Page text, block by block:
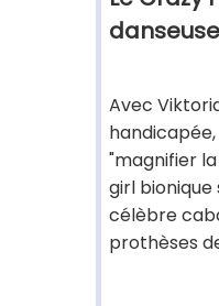
Avec
"magnifier
girl bionique
célèbre
prothèses